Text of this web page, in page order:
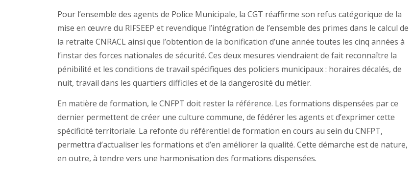
Pour l’ensemble des agents de Police Municipale, la CGT réaffirme son refus catégorique de la
mise en œuvre du RIFSEEP et revendique l’intégration de l’ensemble des primes dans le calcul de
la retraite CNRACL ainsi que l’obtention de la bonification d’une année toutes les cinq années à
l’instar des forces nationales de sécurité. Ces deux mesures viendraient de fait reconnaître la
pénibilité et les conditions de travail spécifiques des policiers municipaux : horaires décalés, de
nuit, travail dans les quartiers difficiles et de la dangerosité du métier.
En matière de formation, le CNFPT doit rester la référence. Les formations dispensées par ce
dernier permettent de créer une culture commune, de fédérer les agents et d’exprimer cette
spécificité territoriale. La refonte du référentiel de formation en cours au sein du CNFPT,
permettra d’actualiser les formations et d’en améliorer la qualité. Cette démarche est de nature,
en outre, à tendre vers une harmonisation des formations dispensées.